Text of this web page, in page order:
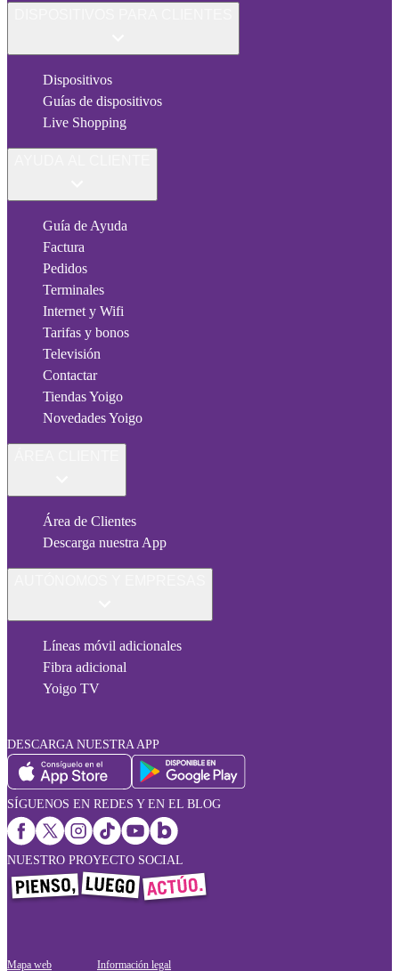
Dispositivos
Guías de dispositivos
Live Shopping
Guía de Ayuda
Factura
Pedidos
Terminales
Internet y Wifi
Tarifas y bonos
Televisión
Contactar
Tiendas Yoigo
Novedades Yoigo
Área de Clientes
Descarga nuestra App
Líneas móvil adicionales
Fibra adicional
Yoigo TV
DESCARGA NUESTRA APP
SÍGUENOS EN REDES Y EN EL BLOG
NUESTRO PROYECTO SOCIAL
Mapa web Información legal